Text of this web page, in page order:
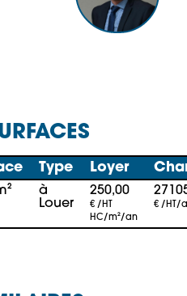
Type Loyer
à
Louer
250,00
€ /HT
HC/m²/an
€ /HT/